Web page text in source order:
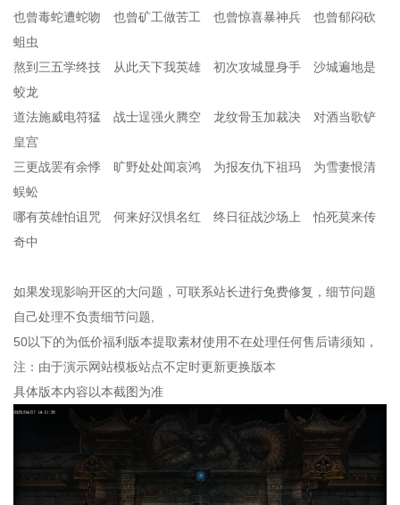
也曾毒蛇遭蛇吻 也曾矿工做苦工 也曾惊喜暴神兵 也曾郁闷砍
蛆虫
熬到三五学终技 从此天下我英雄 初次攻城显身手 沙城遍地是
蛟龙
道法施威电符猛 战士逞强火腾空 龙纹骨玉加裁决 对酒当歌铲
皇宫
三更战罢有余悸 旷野处处闻哀鸿 为报友仇下祖玛 为雪妻恨清
蜈蚣
哪有英雄怕诅咒 何来好汉惧名红 终日征战沙场上 怕死莫来传
奇中
如果发现影响开区的大问题，可联系站长进行免费修复，细节问题
自己处理不负责细节问题,
50以下的为低价福利版本提取素材使用不在处理任何售后请须知，
注：由于演示网站模板站点不定时更新更换版本
具体版本内容以本截图为准